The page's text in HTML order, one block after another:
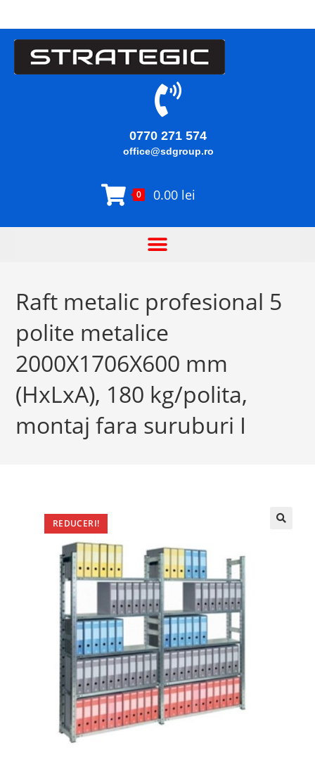
0770 271 574
office@sdgroup.ro
0 0.00 lei
Raft metalic profesional 5
polite metalice
2000X1706X600 mm
(HxLxA), 180 kg/polita,
montaj fara suruburi I
REDUCERI!